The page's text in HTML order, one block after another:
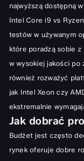
najwyższą dostępną
Intel Core i9 vs
testów w używanym
które poradzą sobie z
w wysokiej jakości po
również rozważyć
jak Intel Xeon czy
ekstremalnie
Jak dobrać
Budżet jest często
rynek oferuje dobre